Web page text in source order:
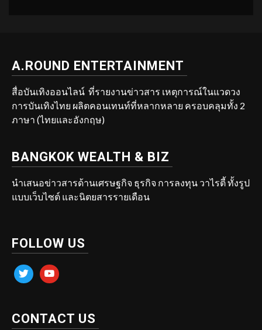
A.ROUND ENTERTAINMENT
สื่อบันเทิงออนไลน์ ที่รายงานข่าวสาร เหตุการณ์ในแวดวง
การบันเทิงไทย ผลิตคอนเทนท์ที่หลากหลาย ครอบคลุมทั้ง 2
ภาษา (ไทยและอังกฤษ)
BANGKOK WEALTH & BIZ
นำเสนอข่าวสารด้านเศรษฐกิจ ธุรกิจ การลงทุน วาไรตี้ ทั้งรูป
แบบเว็บไซต์ และนิตยสารรายเดือน
FOLLOW US
twitter youtube
CONTACT US